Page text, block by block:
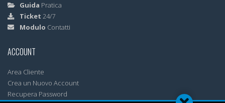
Guida Pratica
Ticket 24/7
Modulo Contatti
ACCOUNT
Area Cliente
Crea un Nuovo Account
Recupera Password